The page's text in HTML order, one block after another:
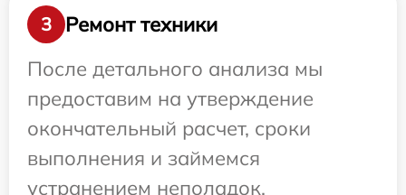
3
Ремонт техники
После детального анализа мы
предоставим на утверждение
окончательный расчет, сроки
выполнения и займемся
устранением неполадок.